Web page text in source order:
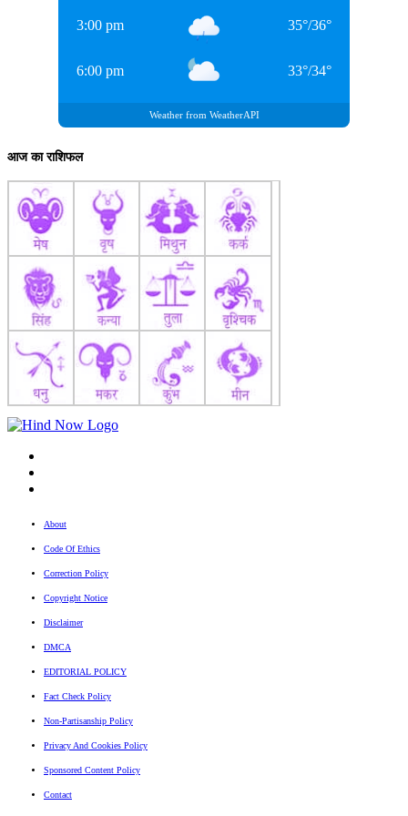
connect with...More by Kamakhya Reley
3:00 pm 35°/36°
6:00 pm 33°/34°
Weather from WeatherAPI
आज का राशिफल
About
Code Of Ethics
Correction Policy
Copyright Notice
Disclaimer
DMCA
EDITORIAL POLICY
Fact Check Policy
Non-Partisanship Policy
Privacy And Cookies Policy
Sponsored Content Policy
Contact